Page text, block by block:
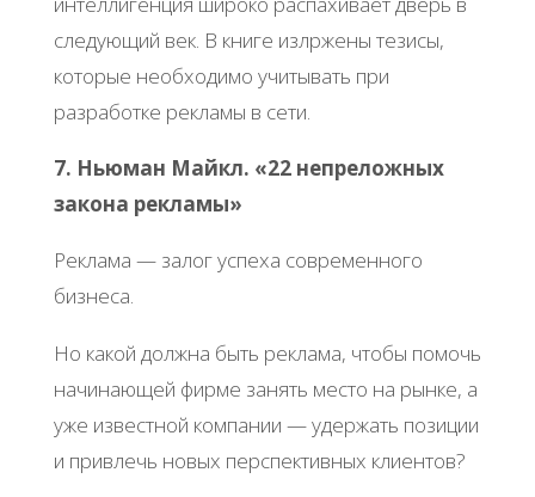
следующий век. В книге излржены тезисы,
которые необходимо учитывать при
разработке рекламы в сети.
7. Ньюман Майкл. «22 непреложных
закона рекламы»
Реклама — залог успеха современного
бизнеса.
Но какой должна быть реклама, чтобы помочь
начинающей фирме занять место на рынке, а
уже известной компании — удержать позиции
и привлечь новых перспективных клиентов?